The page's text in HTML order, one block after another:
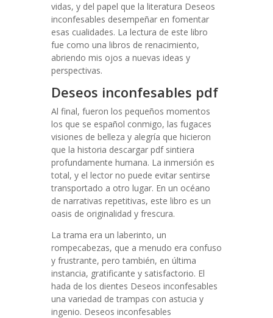
vidas, y del papel que la literatura Deseos
inconfesables desempeñar en fomentar
esas cualidades. La lectura de este libro
fue como una libros de renacimiento,
abriendo mis ojos a nuevas ideas y
perspectivas.
Deseos inconfesables pdf
Al final, fueron los pequeños momentos
los que se español conmigo, las fugaces
visiones de belleza y alegría que hicieron
que la historia descargar pdf sintiera
profundamente humana. La inmersión es
total, y el lector no puede evitar sentirse
transportado a otro lugar. En un océano
de narrativas repetitivas, este libro es un
oasis de originalidad y frescura.
La trama era un laberinto, un
rompecabezas, que a menudo era confuso
y frustrante, pero también, en última
instancia, gratificante y satisfactorio. El
hada de los dientes Deseos inconfesables
una variedad de trampas con astucia y
ingenio. Deseos inconfesables